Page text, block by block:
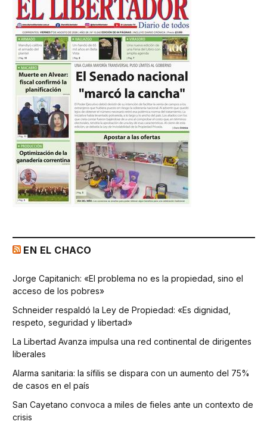
EN EL CHACO
Jorge Capitanich: «El problema no es la propiedad, sino el
acceso de los pobres»
Schneider respaldó la Ley de Propiedad: «Es dignidad,
respeto, seguridad y libertad»
La Libertad Avanza impulsa una red continental de dirigentes
liberales
Alarma sanitaria: la sífilis se dispara con un aumento del 75%
de casos en el país
San Cayetano convoca a miles de fieles ante un contexto de
crisis